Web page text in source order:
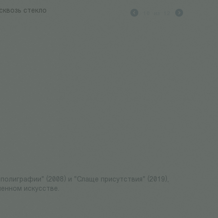
стекло
(2008) и "Слаще присутствия" (2019),
искусстве.